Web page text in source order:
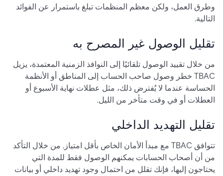
وطرق العمل، ولكن معظم المنظمات تبلغ باستمرار عن الفوائد
التالية.
تقليل الوصول غير المصرح به
من خلال تقييد الوصول تلقائيًا إلى النوافذ الزمنية المعتمدة، يزيل
TBAC خطر وصول صاحب الحساب إلى المناطق أو الأنظمة
الحساسة عندما لا يُفترض ذلك، مثل عطلات نهاية الأسبوع أو
العطلات أو في وقت متأخر من الليل.
تقليل التهديد الداخلي
تتوافق TBAC مع مبدأ الأمان الخاص بأقل امتياز. من خلال التأكد
من أن أصحاب الحسابات يمكنهم الوصول فقط للمدة التي
يحتاجون إليها، فإنك تقلل من احتمال وجود تهديد داخلي أو بيانات